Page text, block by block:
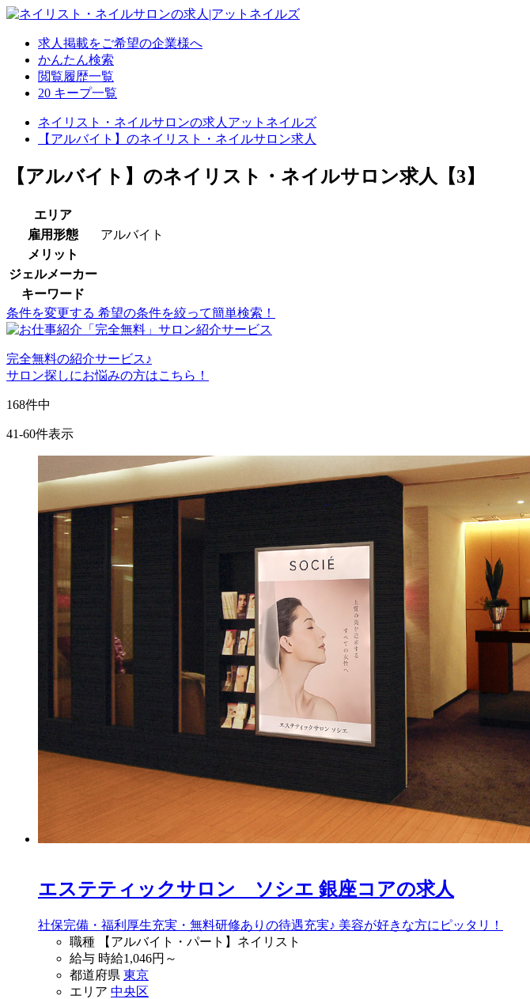
求人掲載をご希望の企業様へ
かんたん検索
閲覧履歴一覧
20 キープ一覧
ネイリスト・ネイルサロンの求人アットネイルズ
【アルバイト】のネイリスト・ネイルサロン求人
【アルバイト】のネイリスト・ネイルサロン求人【3】
エリア
雇用形態
アルバイト
メリット
ジェルメーカー
キーワード
条件を変更する 希望の条件を絞って簡単検索！
完全無料の紹介サービス♪
サロン探しにお悩みの方はこちら！
168件中
41-60件表示
エステティックサロン ソシエ 銀座コアの求人
社保完備・福利厚生充実・無料研修ありの待遇充実♪ 美容が好きな方にピッタリ！
職種
【アルバイト・パート】ネイリスト
給与 時給1,046円～
都道府県 東京
エリア 中央区